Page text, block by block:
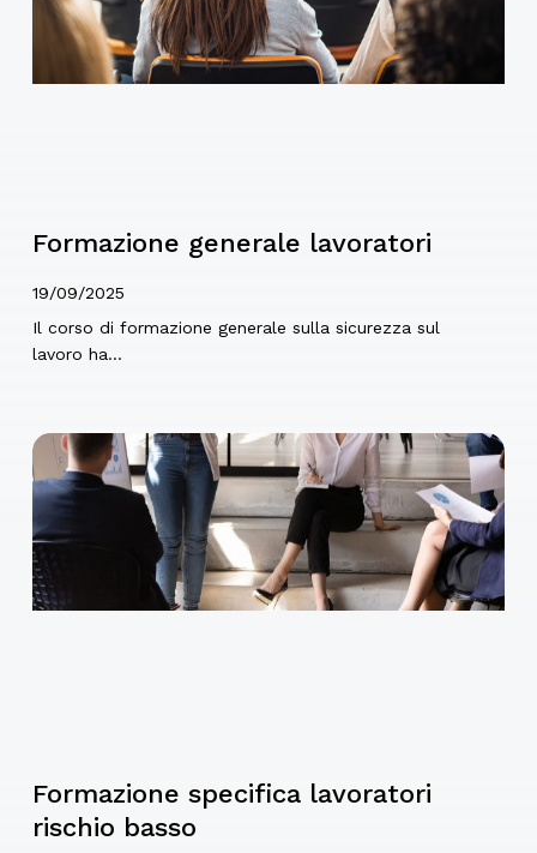
Formazione generale lavoratori
19/09/2025
Il corso di formazione generale sulla sicurezza sul
lavoro ha…
Formazione specifica lavoratori
rischio basso